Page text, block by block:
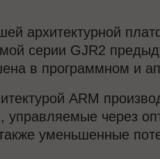
архитектурной
серии GJR2
в программном и
ARM
управляемые через
уменьшенные